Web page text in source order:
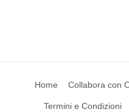
Home Collabora con
Termini e Condizioni